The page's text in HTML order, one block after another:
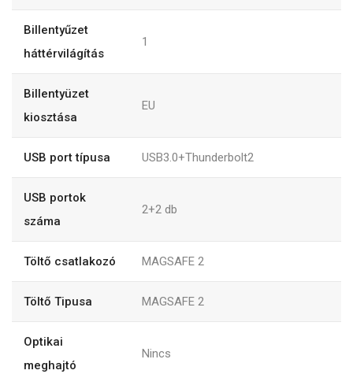
Billentyűzet
háttérvilágítás
1
Billentyüzet
kiosztása
EU
USB port típusa USB3.0+Thunderbolt2
USB portok
száma
2+2 db
Töltő csatlakozó MAGSAFE 2
Töltő Tipusa MAGSAFE 2
Optikai
meghajtó
Nincs